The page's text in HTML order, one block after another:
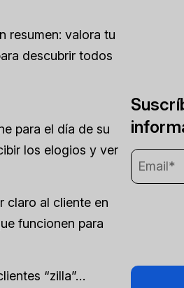
resumen: valora tu
descubrir todos
para el día de su
los elogios y ver
claro al cliente en
funcionen para
“zilla”…